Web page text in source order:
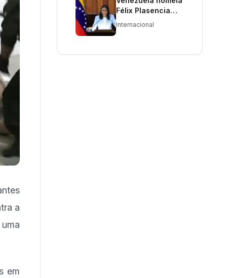
a
em
Félix Plasencia
como novo
Internacional